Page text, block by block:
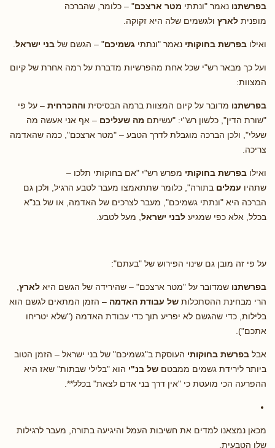
בפרשתנו נאמר "ונתתי מטר ארצכם" – כלומר, שהברכה
מופנית לארץ ולגשמים שלה היא זקוקה.
ואילו בפרשת בחוקותי נאמר "ונתתי גשמיכם" – הגשם של בני ישראל
ועל כך מבאר רש"י שכל אחת מהפרשיות מדברת על רמה אחרת של קיום
המצוות:
בפרשתנו מדובר על קיום המצוות ברמה הבסיסית וההכרחית – על פי
"שורת הדין", כלשון רש"י: "עשיתם מה שעליכם – אף אני אעשה מה
שעלי", ולכן הברכה מוגבלת לדרך הטבע – "מטר ארצכם", כמה שהאדמה
צריכה.
ואילו בפרשת בחוקותי מפרש רש"י "אם בחוקותי תלכו –
שתהיו עמלים בתורה", כלומר שתתאמצו מעבר לטבע הרגיל, ולכן גם
הברכה היא "ונתתי גשמיכם", מעבר לצרכים של האדמה, או של בנ"א
בכלל, אלא כפי שמגיע לבני ישראל , מעל לטבע.
על פי זה מובן גם שינוי הפירוש של "בעתם":
בפרשתנו שמדובר על "מטר ארצכם" – שהירידה של הגשם היא לארץ
הרי מבחינת ההסתכלות של עבודת האדמה – הזמן המתאים לגשם הוא
בלילות, כדי שהגשם לא יפריע תוך כדי עבודת האדמה ("שלא יטריחו
אתכם").
אבל בפרשת בחוקותי העוסקת ב"גשמיכם" של בני ישראל – הזמן הטוב
ביותר לירידת גשמים ממבטם של בנ"י הוא "בלילי שבתות" שאז היא
ההפרעה הכי מועטת כי "אין דרך בני אדם לצאת" בכלל**.
מכאן נמצאנו למדים את חשיבות העמל והיגיעה בתורה, מעבר לרגילות
שלו הטבעית.